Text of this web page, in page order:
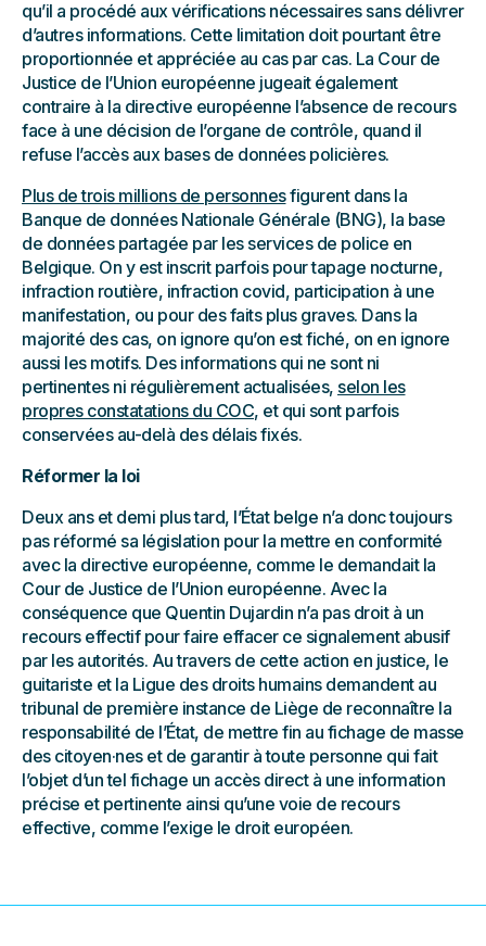
qu’il a procédé aux vérifications nécessaires sans délivrer
d’autres informations. Cette limitation doit pourtant être
proportionnée et appréciée au cas par cas. La Cour de
Justice de l’Union européenne jugeait également
contraire à la directive européenne l’absence de recours
face à une décision de l’organe de contrôle, quand il
refuse l’accès aux bases de données policières.
Plus de trois millions de personnesfigurent dans la
Banque de données Nationale Générale (BNG), la base
de données partagée par les services de police en
Belgique. On y est inscrit parfois pour tapage nocturne,
infraction routière, infraction covid, participation à une
manifestation, ou pour des faits plus graves. Dans la
majorité des cas, on ignore qu’on est fiché, on en ignore
aussi les motifs. Des informations qui ne sont ni
pertinentes ni régulièrement actualisées, selon les
propres constatations du COC, et qui sont parfois
conservées au-delà des délais fixés.
Réformer la loi
Deux ans et demi plus tard, l’État belge n’a donc toujours
pas réformé sa législation pour la mettre en conformité
avec la directive européenne, comme le demandait la
Cour de Justice de l’Union européenne. Avec la
conséquence que Quentin Dujardin n’a pas droit à un
recours effectif pour faire effacer ce signalement abusif
par les autorités. Au travers de cette action en justice, le
guitariste et la Ligue des droits humains demandent au
tribunal de première instance de Liège de reconnaître la
responsabilité de l’État, de mettre fin au fichage de masse
des citoyen·nes et de garantir à toute personne qui fait
l’objet d’un tel fichage un accès direct à une information
précise et pertinente ainsi qu’une voie de recours
effective, comme l’exige le droit européen.